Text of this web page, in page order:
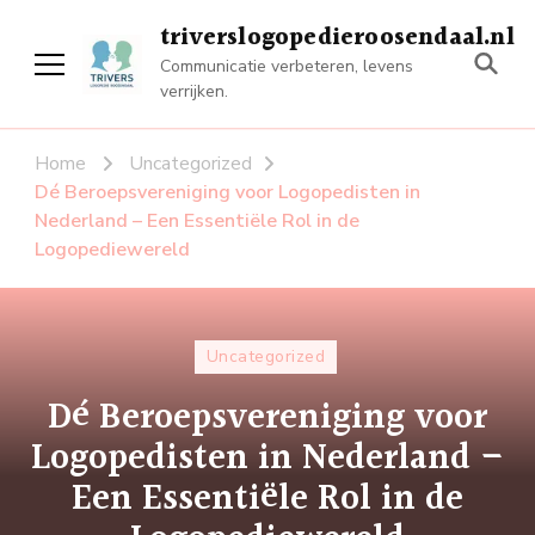
triverslogopedieroosendaal.nl
Communicatie verbeteren, levens
verrijken.
Home
Uncategorized
Dé Beroepsvereniging voor Logopedisten in
Nederland – Een Essentiële Rol in de
Logopediewereld
Uncategorized
Dé Beroepsvereniging voor
Logopedisten in Nederland –
Een Essentiële Rol in de